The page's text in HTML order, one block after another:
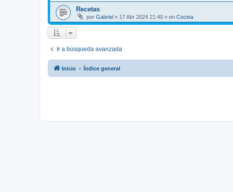
Recetas
por Gabriel » 17 Abr 2024 21:40 » en Cocina
Ir a búsqueda avanzada
Inicio Índice general